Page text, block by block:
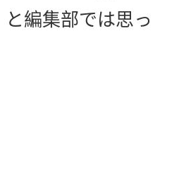
編集部では思っ